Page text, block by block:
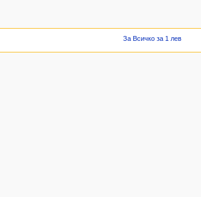
За Всичко за 1 лев